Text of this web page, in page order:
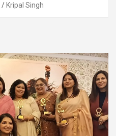
Kripal Singh